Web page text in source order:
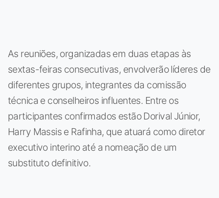
As reuniões, organizadas em duas etapas às
sextas-feiras consecutivas, envolverão líderes de
diferentes grupos, integrantes da comissão
técnica e conselheiros influentes. Entre os
participantes confirmados estão Dorival Júnior,
Harry Massis e Rafinha, que atuará como diretor
executivo interino até a nomeação de um
substituto definitivo.